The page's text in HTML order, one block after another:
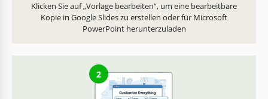
Klicken Sie auf „Vorlage bearbeiten“, um eine bearbeitbare
Kopie in Google Slides zu erstellen oder für Microsoft
PowerPoint herunterzuladen
2